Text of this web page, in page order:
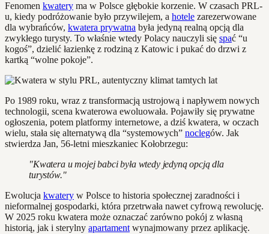
Fenomen kwatery ma w Polsce głębokie korzenie. W czasach PRL-
u, kiedy podróżowanie było przywilejem, a hotele zarezerwowane
dla wybrańców, kwatera prywatna była jedyną realną opcją dla
zwykłego turysty. To właśnie wtedy Polacy nauczyli się spać “u
kogoś”, dzielić łazienkę z rodziną z Katowic i pukać do drzwi z
kartką “wolne pokoje”.
Po 1989 roku, wraz z transformacją ustrojową i napływem nowych
technologii, scena kwaterowa ewoluowała. Pojawiły się prywatne
ogłoszenia, potem platformy internetowe, a dziś kwatera, w oczach
wielu, stała się alternatywą dla “systemowych” noclegów. Jak
stwierdza Jan, 56-letni mieszkaniec Kołobrzegu:
"Kwatera u mojej babci była wtedy jedyną opcją dla
turystów."
Ewolucja kwatery w Polsce to historia społecznej zaradności i
nieformalnej gospodarki, która przetrwała nawet cyfrową rewolucję.
W 2025 roku kwatera może oznaczać zarówno pokój z własną
historią, jak i sterylny apartament wynajmowany przez aplikację.